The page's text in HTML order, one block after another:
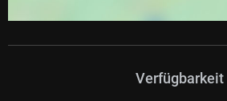
Verfügbarkeit